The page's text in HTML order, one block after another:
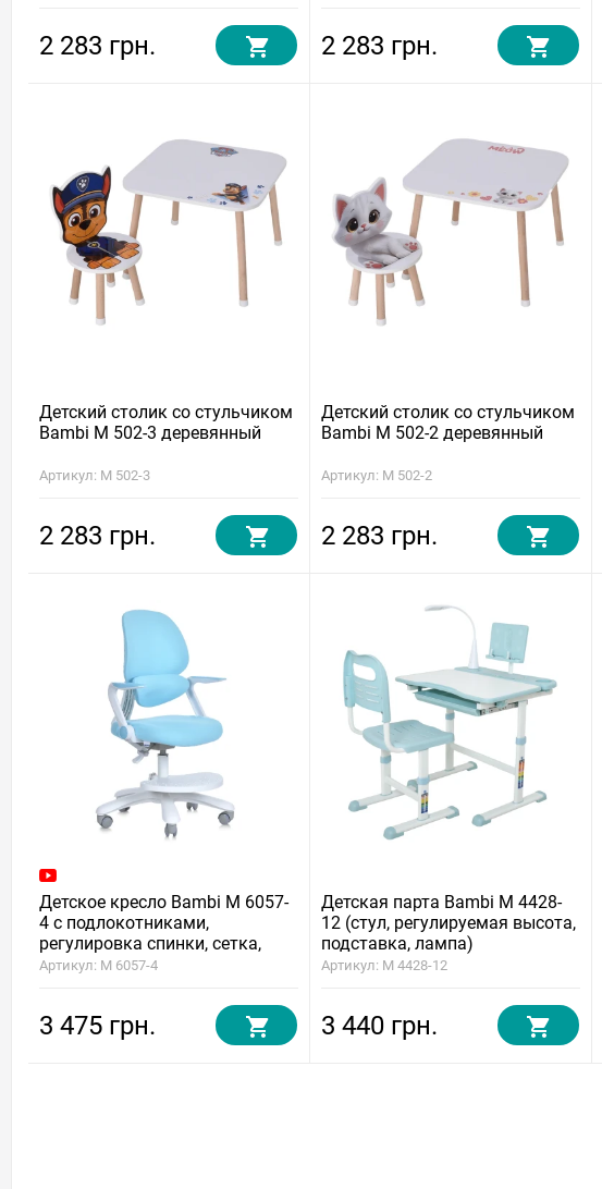
2 283 грн. 2 283 грн.
Детский столик со стульчиком
Bambi M 502-3 деревянный
Артикул: M 502-3
2 283 грн.
Детский столик со стульчиком
Bambi M 502-2 деревянный
Артикул: M 502-2
2 283 грн.
Детское кресло Bambi M 6057-
4 с подлокотниками,
регулировка спинки, сетка,
подножка, блокировка колёс
Артикул: M 6057-4
3 475 грн.
Детская парта Bambi M 4428-
12 (стул, регулируемая высота,
подставка, лампа)
Артикул: M 4428-12
3 440 грн.